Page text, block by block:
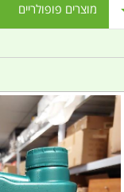
מוצרים פופולריים